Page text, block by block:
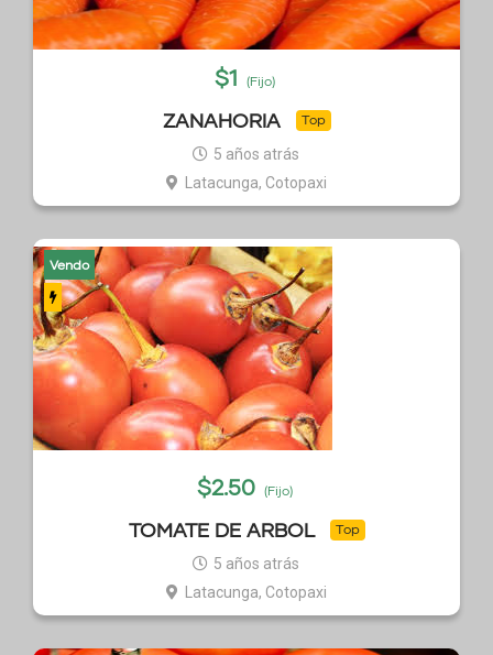
$1 (Fijo)
ZANAHORIA Top
5 años atrás
Latacunga, Cotopaxi
Vendo
$2.50 (Fijo)
TOMATE DE ARBOL Top
5 años atrás
Latacunga, Cotopaxi